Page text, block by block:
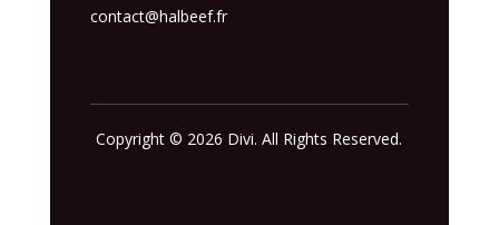
contact@halbeef.fr
Copyright © 2026 Divi. All Rights Reserved.